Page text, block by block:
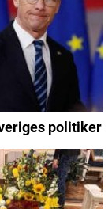
politiker